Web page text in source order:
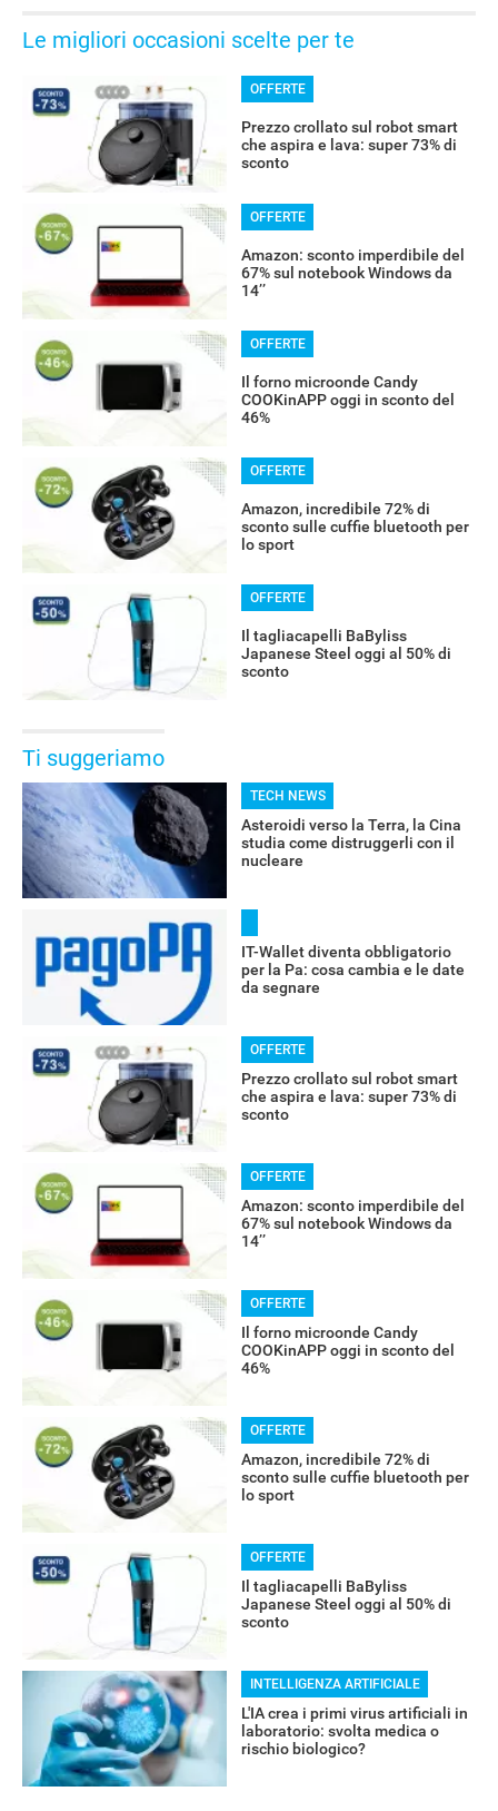
Le migliori occasioni scelte per te
OFFERTE
Prezzo crollato sul robot smart
che aspira e lava: super 73% di
sconto
OFFERTE
Amazon: sconto imperdibile del
67% sul notebook Windows da
14’’
OFFERTE
Il forno microonde Candy
COOKinAPP oggi in sconto del
46%
OFFERTE
Amazon, incredibile 72% di
sconto sulle cuffie bluetooth per
lo sport
OFFERTE
Il tagliacapelli BaByliss
Japanese Steel oggi al 50% di
sconto
Ti suggeriamo
TECH NEWS
Asteroidi verso la Terra, la Cina
studia come distruggerli con il
nucleare
IT-Wallet diventa obbligatorio
per la Pa: cosa cambia e le date
da segnare
OFFERTE
Prezzo crollato sul robot smart
che aspira e lava: super 73% di
sconto
OFFERTE
Amazon: sconto imperdibile del
67% sul notebook Windows da
14’’
OFFERTE
Il forno microonde Candy
COOKinAPP oggi in sconto del
46%
OFFERTE
Amazon, incredibile 72% di
sconto sulle cuffie bluetooth per
lo sport
OFFERTE
Il tagliacapelli BaByliss
Japanese Steel oggi al 50% di
sconto
INTELLIGENZA ARTIFICIALE
L'IA crea i primi virus artificiali in
laboratorio: svolta medica o
rischio biologico?